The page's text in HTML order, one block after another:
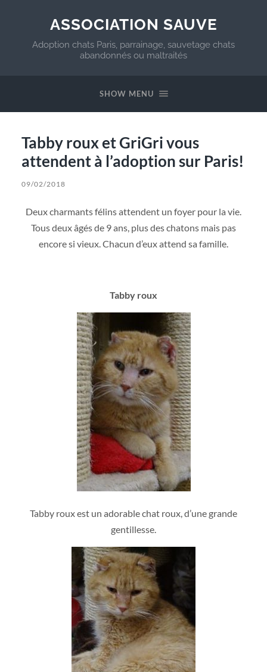
ASSOCIATION SAUVE
Adoption chats Paris, parrainage, sauvetage chats
abandonnés ou maltraités
SHOW MENU
Tabby roux et GriGri vous
attendent à l’adoption sur Paris!
09/02/2018
Deux charmants félins attendent un foyer pour la vie.
Tous deux âgés de 9 ans, plus des chatons mais pas
encore si vieux. Chacun d’eux attend sa famille.
Tabby roux
Tabby roux est un adorable chat roux, d’une grande
gentillesse.